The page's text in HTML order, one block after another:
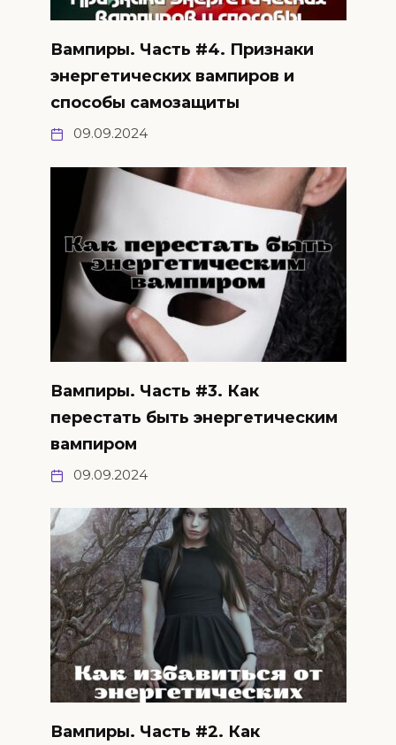
Вампиры. Часть #4. Признаки
энергетических вампиров и
способы самозащиты
09.09.2024
Вампиры. Часть #3. Как
перестать быть энергетическим
вампиром
09.09.2024
Вампиры. Часть #2. Как